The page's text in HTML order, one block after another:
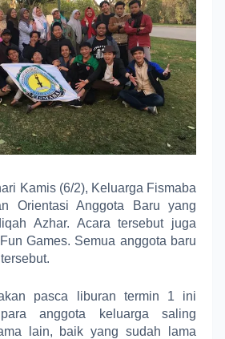
Kamis (6/2), Keluarga Fismaba
Orientasi Anggota Baru yang
Azhar. Acara tersebut juga
Games. Semua anggota baru
pasca liburan termin 1 ini
anggota keluarga saling
lain, baik yang sudah lama